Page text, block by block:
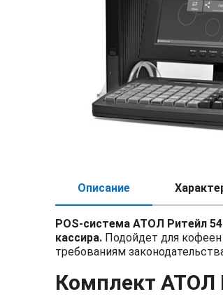
Описание
POS-система АТОЛ Ритейл
кассира. Подойдет для
требованиям
Комплект АТОЛ